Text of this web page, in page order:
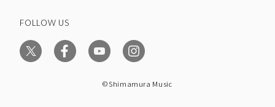
FOLLOW US
©Shimamura Music